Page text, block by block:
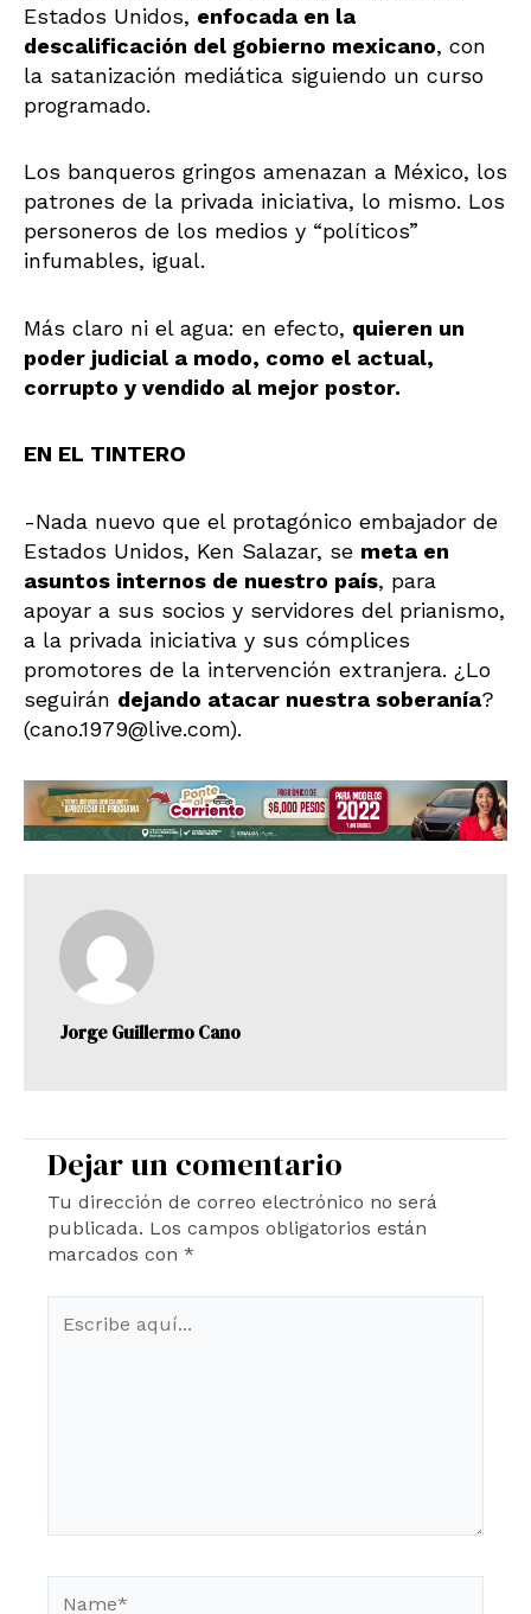
Estados Unidos, enfocada en la
descalificación del gobierno mexicano, con
la satanización mediática siguiendo un curso
programado.
Los banqueros gringos amenazan a México, los
patrones de la privada iniciativa, lo mismo. Los
personeros de los medios y “políticos”
infumables, igual.
Más claro ni el agua: en efecto, quieren un
poder judicial a modo, como el actual,
corrupto y vendido al mejor postor.
EN EL TINTERO
-Nada nuevo que el protagónico embajador de
Estados Unidos, Ken Salazar, se meta en
asuntos internos de nuestro país, para
apoyar a sus socios y servidores del prianismo,
a la privada iniciativa y sus cómplices
promotores de la intervención extranjera. ¿Lo
seguirán dejando atacar nuestra soberanía?
(cano.1979@live.com).
Jorge Guillermo Cano
Dejar un comentario
Tu dirección de correo electrónico no será
publicada. Los campos obligatorios están
marcados con *
aquí...